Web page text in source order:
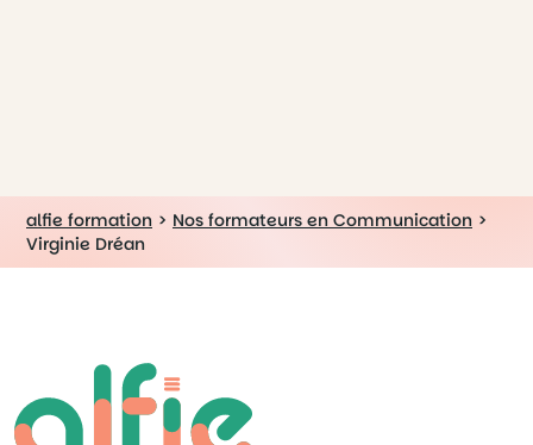
alfie formation > Nos formateurs en Communication >
Virginie Dréan